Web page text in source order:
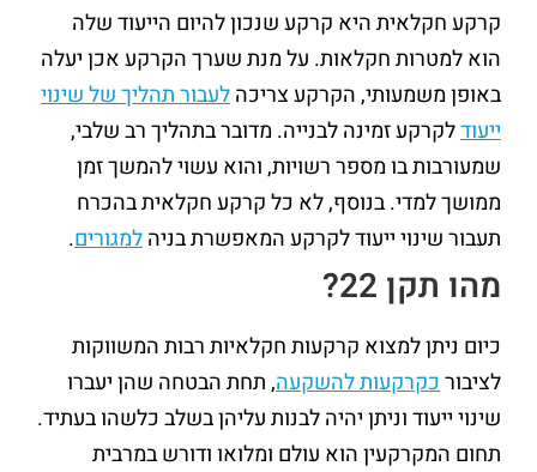
קרקע חקלאית היא קרקע שנכון להיום הייעוד שלה
הוא למטרות חקלאות. על מנת שערך הקרקע אכן יעלה
באופן משמעותי, הקרקע צריכהלעבור תהליך של שינוי
ייעודלקרקע זמינה לבנייה. מדובר בתהליך רב שלבי,
שמעורבות בו מספר רשויות, והוא עשוי להמשך זמן
ממושך למדי. בנוסף, לא כל קרקע חקלאית בהכרח
תעבור שינוי ייעוד לקרקע המאפשרת בניהלמגורים.
מהו תקן 22?
כיום ניתן למצוא קרקעות חקלאיות רבות המשווקות
לציבורכקרקעות להשקעה, תחת הבטחה שהן יעברו
שינוי ייעוד וניתן יהיה לבנות עליהן בשלב כלשהו בעתיד.
תחום המקרקעין הוא עולם ומלואו ודורש במרבית